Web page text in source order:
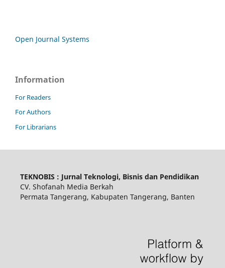
Open Journal Systems
Information
For Readers
For Authors
For Librarians
TEKNOBIS : Jurnal Teknologi, Bisnis dan Pendidikan
CV. Shofanah Media Berkah
Permata Tangerang, Kabupaten Tangerang, Banten